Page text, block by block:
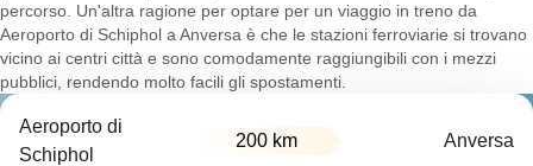
percorso. Un'altra ragione per optare per un viaggio in treno da
Aeroporto di Schiphol a Anversa è che le stazioni ferroviarie si trovano
vicino ai centri città e sono comodamente raggiungibili con i mezzi
pubblici, rendendo molto facili gli spostamenti.
Aeroporto di
Schiphol
200 km Anversa